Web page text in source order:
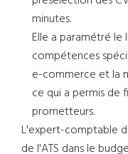
minutes.
Elle a paramétré
compétences
e-commerce et la
ce qui a permis de
prometteurs.
L'expert-comptable
de l'ATS dans le